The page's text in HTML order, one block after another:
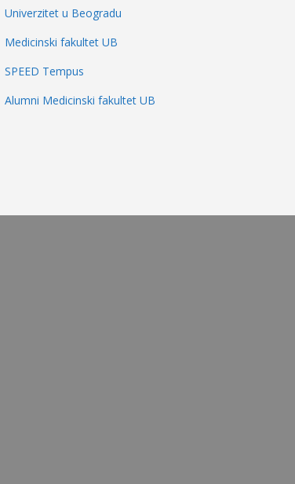
Univerzitet u Beogradu
Medicinski fakultet UB
SPEED Tempus
Alumni Medicinski fakultet UB